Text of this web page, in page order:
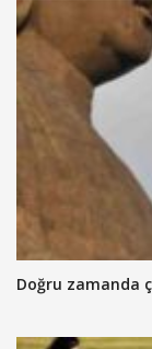
Doğru zamanda